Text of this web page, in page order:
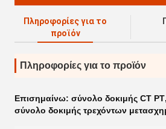
Πληροφορίες για το
προϊόν
Πληροφορίες για το προϊόν
Επισημαίνω: σύνολο δοκιμής CT PT,
σύνολο δοκιμής τρεχόντων